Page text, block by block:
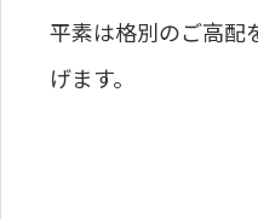
平素は格別のご高配
げます。